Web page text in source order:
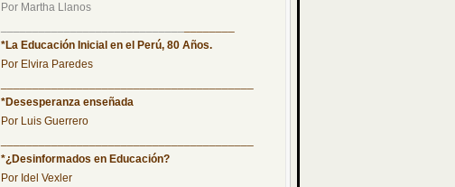
Por Martha Llanos
*La Educación Inicial en el Perú, 80 Años.
Por Elvira Paredes
*Desesperanza enseñada
Por Luis Guerrero
*¿Desinformados en Educación?
Por Idel Vexler